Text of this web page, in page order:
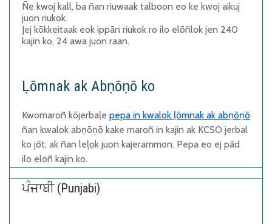
Ñe kwoj kall, ba ñan riuwaak talboon eo ke kwoj aikuj
juon riukok.
Jej kōkkeitaak eok ippān riukok ro ilo elōñlok jen 240
kajin ko, 24 awa juon raan.
Ḷōmnak ak Abṇōṇō ko
Kwomaroñ kōjerbaḷe pepa in kwalok ḷōmnak ak abṇōṇō
ñan kwalok abṇōṇō kake maroñ in kajin ak KCSO jerbal
ko jōt, ak ñan leḷọk juon kajerammon. Pepa eo ej pād
ilo eloñ kajin ko.
ਪੰਜਾਬੀ (Punjabi)